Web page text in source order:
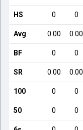
HS 0 0
Avg 0.00 0.00
BF 0 0
SR 0.00 0.00
100 0 0
50 0 0